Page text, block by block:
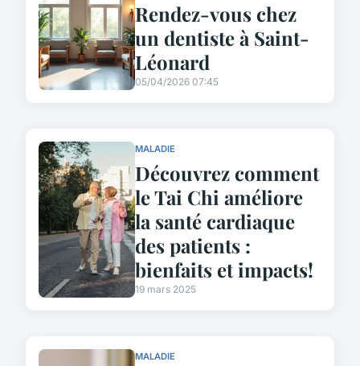
Rendez-vous chez
un dentiste à Saint-
Léonard
05/04/2026 07:45
MALADIE
Découvrez comment
le Tai Chi améliore
la santé cardiaque
des patients :
bienfaits et impacts!
19 mars 2025
MALADIE